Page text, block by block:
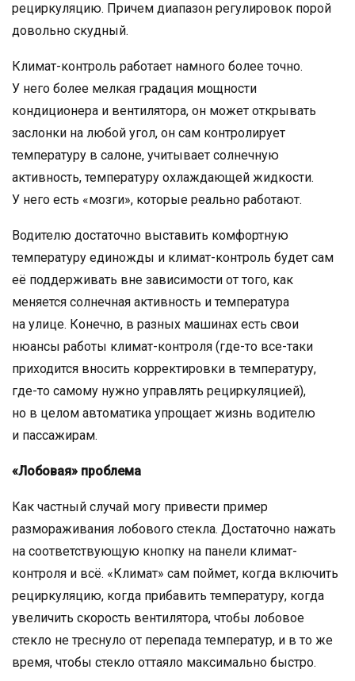
рециркуляцию. Причем диапазон регулировок порой
довольно скудный.
Климат-контроль работает намного более точно.
У него более мелкая градация мощности
кондиционера и вентилятора, он может открывать
заслонки на любой угол, он сам контролирует
температуру в салоне, учитывает солнечную
активность, температуру охлаждающей жидкости.
У него есть «мозги», которые реально работают.
Водителю достаточно выставить комфортную
температуру единожды и климат-контроль будет сам
её поддерживать вне зависимости от того, как
меняется солнечная активность и температура
на улице. Конечно, в разных машинах есть свои
нюансы работы климат-контроля (где-то все-таки
приходится вносить корректировки в температуру,
где-то самому нужно управлять рециркуляцией),
но в целом автоматика упрощает жизнь водителю
и пассажирам.
«Лобовая» проблема
Как частный случай могу привести пример
размораживания лобового стекла. Достаточно нажать
на соответствующую кнопку на панели климат-
контроля и всё. «Климат» сам поймет, когда включить
рециркуляцию, когда прибавить температуру, когда
увеличить скорость вентилятора, чтобы лобовое
стекло не треснуло от перепада температур, и в то же
время, чтобы стекло оттаяло максимально быстро.